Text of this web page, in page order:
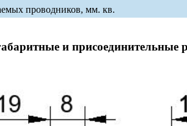
проводников, мм. кв.
и присоединительные